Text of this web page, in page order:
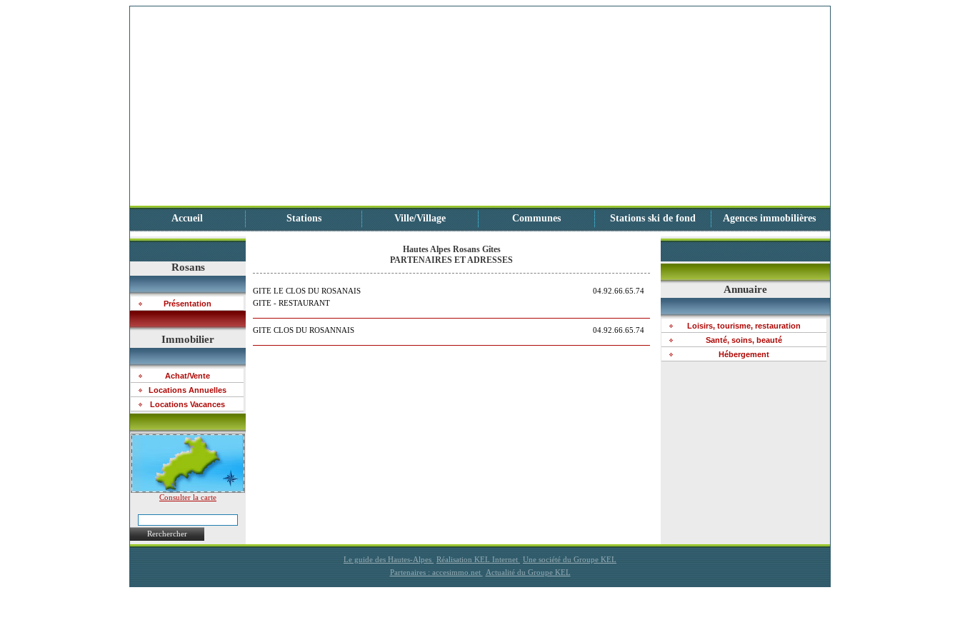
Accueil Stations Ville/Village Communes Stations ski de fond Agences immobilières
Rosans
Présentation
Immobilier
Achat/Vente
Locations Annuelles
Locations Vacances
Consulter la carte
Rerchercher
Hautes Alpes Rosans Gîtes
PARTENAIRES ET ADRESSES
04.92.66.65.74
GITE LE CLOS DU ROSANAIS
GITE - RESTAURANT
04.92.66.65.74
GITE CLOS DU ROSANNAIS
Annuaire
Loisirs, tourisme, restauration
Santé, soins, beauté
Hébergement
Le guide des Hautes-Alpes Réalisation KEL Internet Une société du Groupe KEL
Partenaires : accesimmo.net
Actualité du Groupe KEL